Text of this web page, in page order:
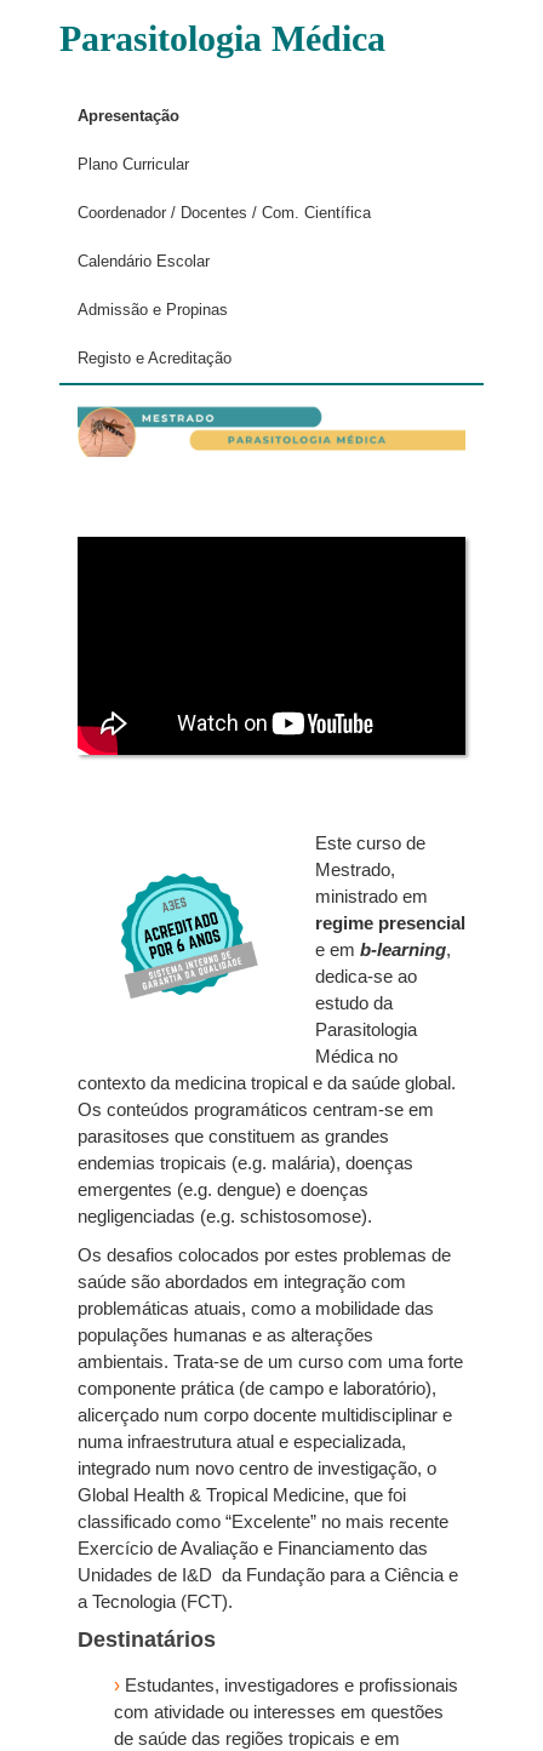
Parasitologia Médica
Apresentação
Plano Curricular
Coordenador / Docentes / Com. Científica
Calendário Escolar
Admissão e Propinas
Registo e Acreditação
Este curso de
Mestrado,
ministrado em
regime presencial
e em b-learning,
dedica-se ao
estudo da
Parasitologia
Médica no
contexto da medicina tropical e da saúde global.
Os conteúdos programáticos centram-se em
parasitoses que constituem as grandes
endemias tropicais (e.g. malária), doenças
emergentes (e.g. dengue) e doenças
negligenciadas (e.g. schistosomose).
Os desafios colocados por estes problemas de
saúde são abordados em integração com
problemáticas atuais, como a mobilidade das
populações humanas e as alterações
ambientais. Trata-se de um curso com uma forte
componente prática (de campo e laboratório),
alicerçado num corpo docente multidisciplinar e
numa infraestrutura atual e especializada,
integrado num novo centro de investigação, o
Global Health & Tropical Medicine, que foi
classificado como “Excelente” no mais recente
Exercício de Avaliação e Financiamento das
Unidades de I&D da Fundação para a Ciência e
a Tecnologia (FCT).
Destinatários
›Estudantes, investigadores e profissionais
com atividade ou interesses em questões
de saúde das regiões tropicais e em